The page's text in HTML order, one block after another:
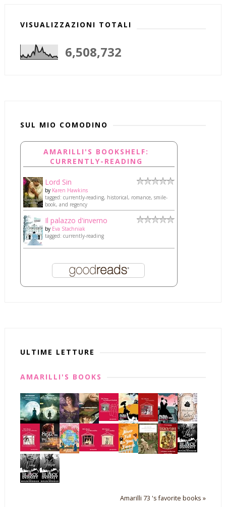
VISUALIZZAZIONI TOTALI
6,508,732
SUL MIO COMODINO
AMARILLI'S BOOKSHELF:
CURRENTLY-READING
Lord Sin
by Karen Hawkins
tagged: currently-reading, historical, romance, smile-
book, and regency
Il palazzo d'inverno
by Eva Stachniak
tagged: currently-reading
ULTIME LETTURE
AMARILLI'S BOOKS
Amarilli 73 's favorite books »